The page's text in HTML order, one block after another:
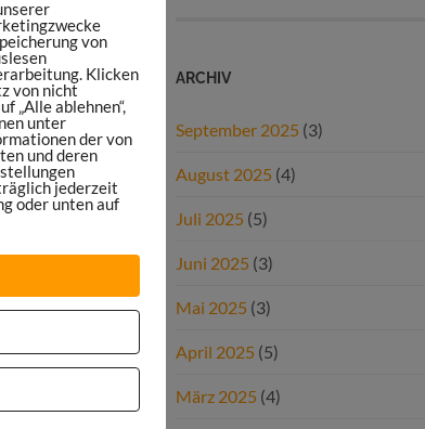
ARCHIV
September 2025 (3)
August 2025 (4)
Juli 2025 (5)
Juni 2025 (3)
Mai 2025 (3)
April 2025 (5)
März 2025 (4)
von
Klicken
von nicht
„Alle ablehnen“,
unter
der von
und deren
jederzeit
oder unten auf